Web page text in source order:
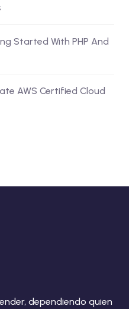
Started With PHP And
AWS Certified Cloud
dependiendo quien